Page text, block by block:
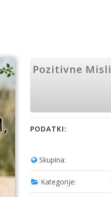
Pozitivne Misli
PODATKI:
Skupina:
Kategorije: